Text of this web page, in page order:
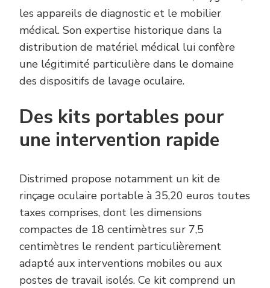
les appareils de diagnostic et le mobilier
médical. Son expertise historique dans la
distribution de matériel médical lui confère
une légitimité particulière dans le domaine
des dispositifs de lavage oculaire.
Des kits portables pour
une intervention rapide
Distrimed propose notamment un kit de
rinçage oculaire portable à 35,20 euros toutes
taxes comprises, dont les dimensions
compactes de 18 centimètres sur 7,5
centimètres le rendent particulièrement
adapté aux interventions mobiles ou aux
postes de travail isolés. Ce kit comprend un